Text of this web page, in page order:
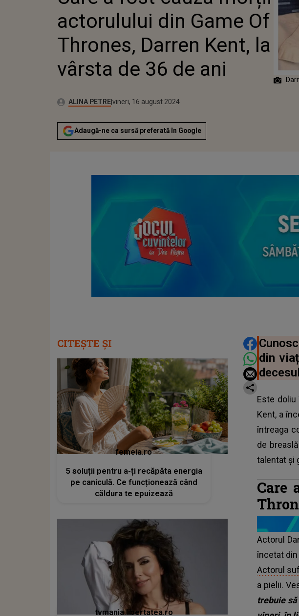
DARREN KENT, LA
VÂRSTA DE 36 DE ANI
actorulului din Game Of
Thrones, Darren Kent, la
vârsta de 36 de ani
Autor:ALINA PETREPublicat:
miercuri, 16 august 2023
Actualizat:
vineri, 16 august 2024
Adaugă-ne ca sursă preferată în Google
din
Este
Kent, a
întreaga
de
talentat și
Care
Actorul
încetat
Actorul
a pielii.
trebuie
CITEȘTE ȘI
femeia.ro
5 soluții pentru a-ți recăpăta energia
pe caniculă. Ce funcționează când
căldura te epuizează
tvmania.libertatea.ro